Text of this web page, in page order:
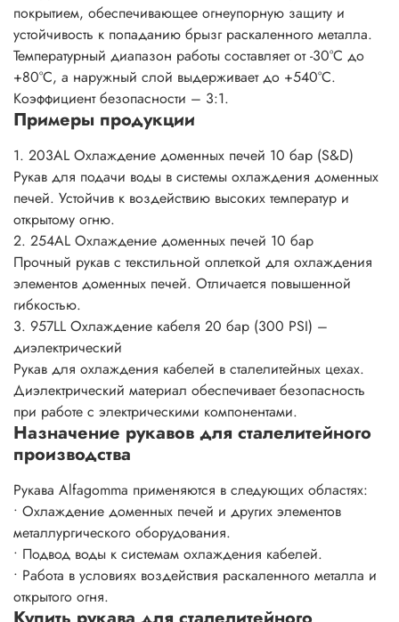
покрытием, обеспечивающее огнеупорную защиту и
устойчивость к попаданию брызг раскаленного металла.
Температурный диапазон работы составляет от -30°C до
+80°C, а наружный слой выдерживает до +540°C.
Коэффициент безопасности – 3:1.
Примеры продукции
1. 203AL Охлаждение доменных печей 10 бар (S&D)
Рукав для подачи воды в системы охлаждения доменных
печей. Устойчив к воздействию высоких температур и
открытому огню.
2. 254AL Охлаждение доменных печей 10 бар
Прочный рукав с текстильной оплеткой для охлаждения
элементов доменных печей. Отличается повышенной
гибкостью.
3. 957LL Охлаждение кабеля 20 бар (300 PSI) –
диэлектрический
Рукав для охлаждения кабелей в сталелитейных цехах.
Диэлектрический материал обеспечивает безопасность
при работе с электрическими компонентами.
Назначение рукавов для сталелитейного
производства
Рукава Alfagomma применяются в следующих областях:
• Охлаждение доменных печей и других элементов
металлургического оборудования.
• Подвод воды к системам охлаждения кабелей.
• Работа в условиях воздействия раскаленного металла и
открытого огня.